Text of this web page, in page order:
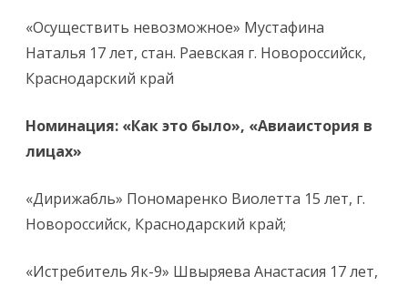
«Осуществить невозможное» Мустафина
Наталья 17 лет, стан. Раевская г. Новороссийск,
Краснодарский край
Номинация: «Как это было», «Авиаистория в
лицах»
«Дирижабль» Пономаренко Виолетта 15 лет, г.
Новороссийск, Краснодарский край;
«Истребитель Як-9» Швыряева Анастасия 17 лет,